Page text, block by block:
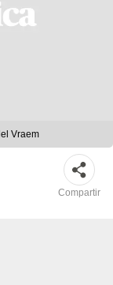
Vraem
Compartir